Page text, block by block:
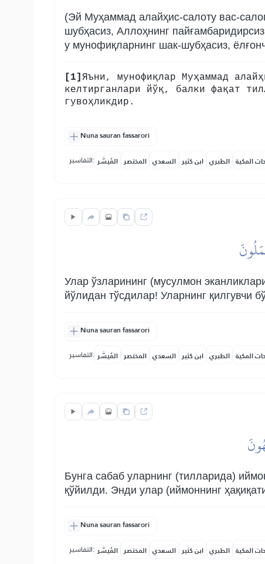
(Эй Муҳаммад алайҳис-салоту вас-
шубҳасиз, Аллоҳнинг
у мунофиқларнинг шак-шубҳасиз,
[1] Яъни, мунофиқлар Муҳаммад
келтирганлари йўқ, балки фақат
гувоҳликдир.
Nuna sauran fassarori
التفاسير: المُيسَّر المختصر السعدي ابن كثير الطبري المكية
Улар ўзларининг (мусулмон
йўлидан тўсдилар! Уларнинг қилгувчи
Nuna sauran fassarori
التفاسير: المُيسَّر المختصر السعدي ابن كثير الطبري المكية
Бунга сабаб уларнинг (тилларида)
қўйилди. Энди улар (иймоннинг
Nuna sauran fassarori
التفاسير: المُيسَّر المختصر السعدي ابن كثير الطبري المكية